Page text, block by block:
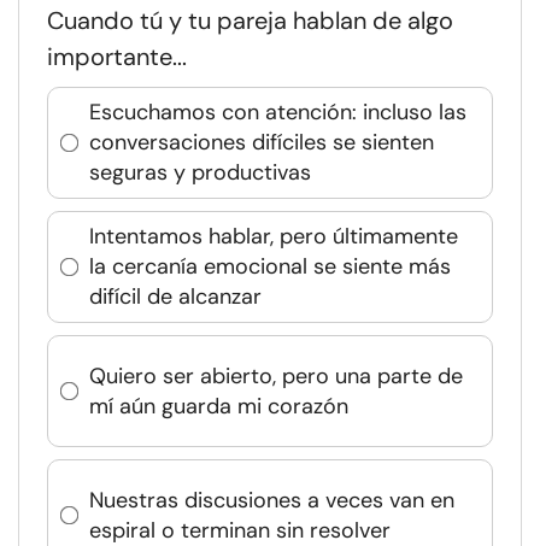
Cuando tú y tu pareja hablan de algo
importante...
Escuchamos con atención: incluso las
conversaciones difíciles se sienten
seguras y productivas
Intentamos hablar, pero últimamente
la cercanía emocional se siente más
difícil de alcanzar
Quiero ser abierto, pero una parte de
mí aún guarda mi corazón
Nuestras discusiones a veces van en
espiral o terminan sin resolver